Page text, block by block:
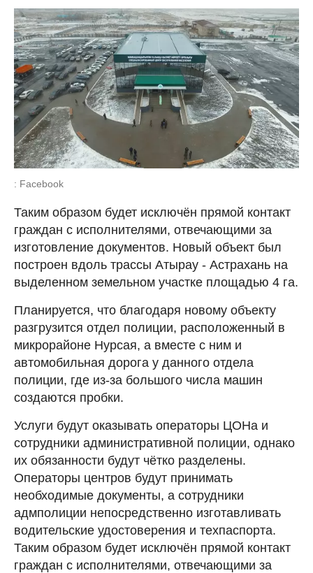
: Facebook
Таким образом будет исключён прямой контакт
граждан с исполнителями, отвечающими за
изготовление документов. Новый объект был
построен вдоль трассы Атырау - Астрахань на
выделенном земельном участке площадью 4 га.
Планируется, что благодаря новому объекту
разгрузится отдел полиции, расположенный в
микрорайоне Нурсая, а вместе с ним и
автомобильная дорога у данного отдела
полиции, где из-за большого числа машин
создаются пробки.
Услуги будут оказывать операторы ЦОНа и
сотрудники административной полиции, однако
их обязанности будут чётко разделены.
Операторы центров будут принимать
необходимые документы, а сотрудники
адмполиции непосредственно изготавливать
водительские удостоверения и техпаспорта.
Таким образом будет исключён прямой контакт
граждан с исполнителями, отвечающими за